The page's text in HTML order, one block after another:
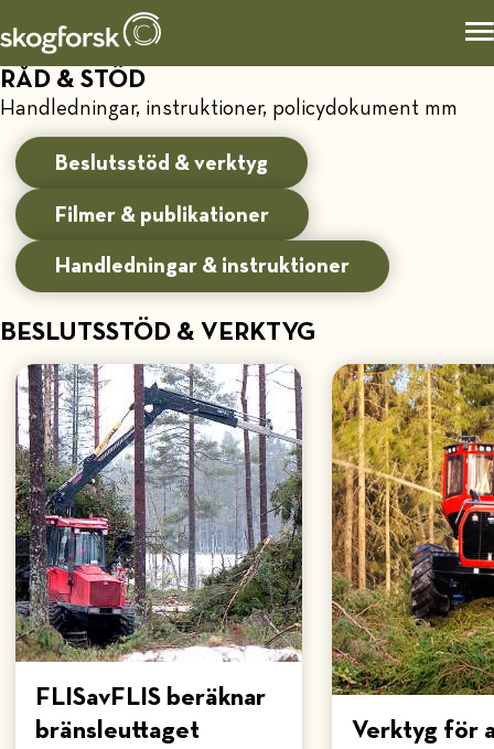
RÅD & STÖD
Handledningar, instruktioner, policydokument mm
Beslutsstöd & verktyg
Filmer & publikationer
Handledningar & instruktioner
BESLUTSSTÖD & VERKTYG
FLISavFLIS beräknar
bränsleuttaget
Verktyg för